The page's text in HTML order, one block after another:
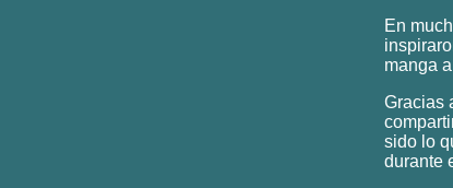
En
manga
Gracias
sido lo
durante